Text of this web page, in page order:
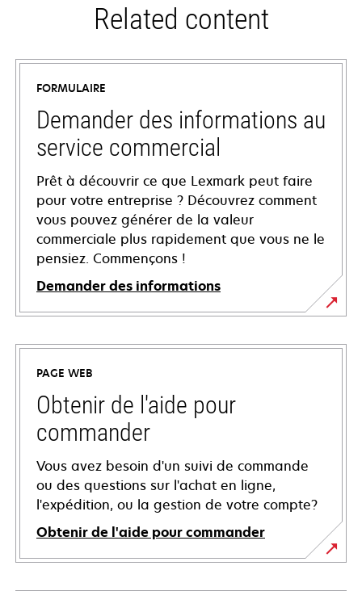
Related content
FORMULAIRE
Demander des informations au
service commercial
Prêt à découvrir ce que Lexmark peut faire
pour votre entreprise ? Découvrez comment
vous pouvez générer de la valeur
commerciale plus rapidement que vous ne le
pensiez. Commençons !
Demander des informations
PAGE WEB
Obtenir de l'aide pour
commander
Vous avez besoin d'un suivi de commande
ou des questions sur l'achat en ligne,
l'expédition, ou la gestion de votre compte?
Obtenir de l'aide pour commander